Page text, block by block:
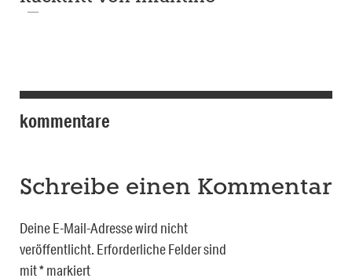
kommentare
Schreibe einen Kommentar
Deine E-Mail-Adresse wird nicht
veröffentlicht. Erforderliche Felder sind
mit*markiert